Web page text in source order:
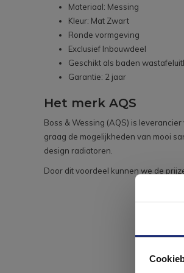
Materiaal: Messing
Kleur: Mat Zwart
Ronde vormgeving
Exclusief Inbouwdeel
Geschikt als baden
Garantie: 2 jaar
Het merk AQS
Boss & Wessing (AQS) is
graag de mogelijkheden van mooi
design radiatoren.
Door dit voordeel kunnen we de